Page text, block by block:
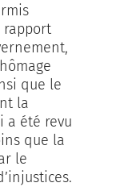
rapport
que le
la
a été revu
que la
le